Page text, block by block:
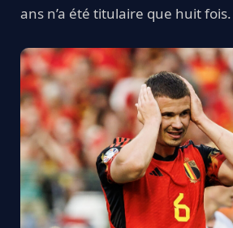
ans n’a été titulaire que huit fois.